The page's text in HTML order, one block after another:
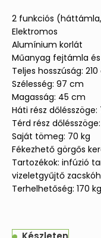
2 funkciós
Elektromos
Alumínium korlát
Műanyag fejtámla
Teljes hosszúság:
Szélesség: 97 cm
Magasság: 45 cm
Háti rész dőlésszöge:
Térd rész
Saját tömeg: 70 kg
Fékezhető görgős
Tartozékok: infúzió
vizeletgyűjtő
Terhelhetőség: 170 kg